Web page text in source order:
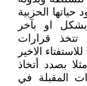
الحزبية
او بآخر
تتخذ قرارات
الاخير
بصدد أتخاذ
المقبلة في